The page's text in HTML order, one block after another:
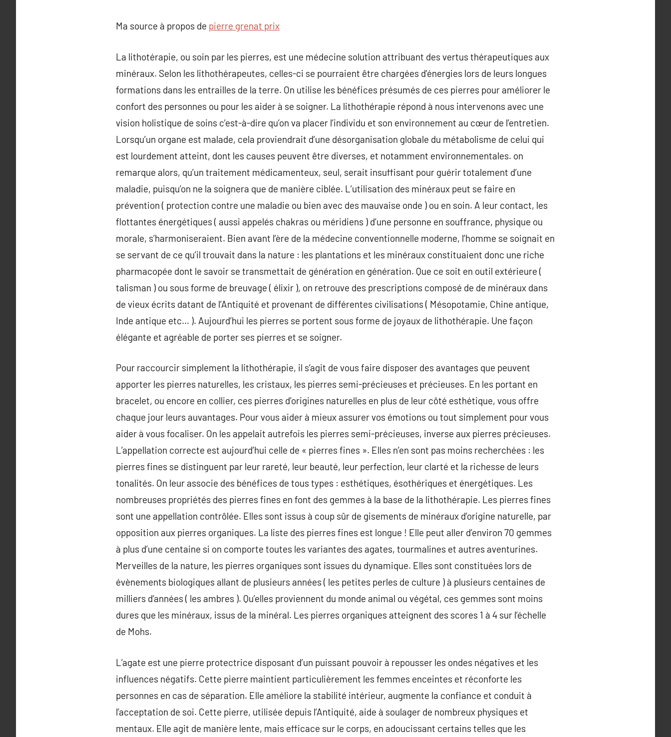
Ma source à propos de pierre grenat prix
La lithotérapie, ou soin par les pierres, est une médecine solution attribuant des vertus thérapeutiques aux
minéraux. Selon les lithothérapeutes, celles-ci se pourraient être chargées d’énergies lors de leurs longues
formations dans les entrailles de la terre. On utilise les bénéfices présumés de ces pierres pour améliorer le
confort des personnes ou pour les aider à se soigner. La lithothérapie répond à nous intervenons avec une
vision holistique de soins c’est-à-dire qu’on va placer l’individu et son environnement au cœur de l’entretien.
Lorsqu’un organe est malade, cela proviendrait d’une désorganisation globale du métabolisme de celui qui
est lourdement atteint, dont les causes peuvent être diverses, et notamment environnementales. on
remarque alors, qu’un traitement médicamenteux, seul, serait insuffisant pour guérir totalement d’une
maladie, puisqu’on ne la soignera que de manière ciblée. L’utilisation des minéraux peut se faire en
prévention ( protection contre une maladie ou bien avec des mauvaise onde ) ou en soin. A leur contact, les
flottantes énergétiques ( aussi appelés chakras ou méridiens ) d’une personne en souffrance, physique ou
morale, s’harmoniseraient. Bien avant l’ère de la médecine conventionnelle moderne, l’homme se soignait en
se servant de ce qu’il trouvait dans la nature : les plantations et les minéraux constituaient donc une riche
pharmacopée dont le savoir se transmettait de génération en génération. Que ce soit en outil extérieure (
talisman ) ou sous forme de breuvage ( élixir ), on retrouve des prescriptions composé de de minéraux dans
de vieux écrits datant de l’Antiquité et provenant de différentes civilisations ( Mésopotamie, Chine antique,
Inde antique etc… ). Aujourd’hui les pierres se portent sous forme de joyaux de lithothérapie. Une façon
élégante et agréable de porter ses pierres et se soigner.
Pour raccourcir simplement la lithothérapie, il s’agit de vous faire disposer des avantages que peuvent
apporter les pierres naturelles, les cristaux, les pierres semi-précieuses et précieuses. En les portant en
bracelet, ou encore en collier, ces pierres d’origines naturelles en plus de leur côté esthétique, vous offre
chaque jour leurs auvantages. Pour vous aider à mieux assurer vos émotions ou tout simplement pour vous
aider à vous focaliser. On les appelait autrefois les pierres semi-précieuses, inverse aux pierres précieuses.
L’appellation correcte est aujourd’hui celle de « pierres fines ». Elles n’en sont pas moins recherchées : les
pierres fines se distinguent par leur rareté, leur beauté, leur perfection, leur clarté et la richesse de leurs
tonalités. On leur associe des bénéfices de tous types : esthétiques, ésothériques et énergétiques. Les
nombreuses propriétés des pierres fines en font des gemmes à la base de la lithothérapie. Les pierres fines
sont une appellation contrôlée. Elles sont issus à coup sûr de gisements de minéraux d’origine naturelle, par
opposition aux pierres organiques. La liste des pierres fines est longue ! Elle peut aller d’environ 70 gemmes
à plus d’une centaine si on comporte toutes les variantes des agates, tourmalines et autres aventurines.
Merveilles de la nature, les pierres organiques sont issues du dynamique. Elles sont constituées lors de
évènements biologiques allant de plusieurs années ( les petites perles de culture ) à plusieurs centaines de
milliers d’années ( les ambres ). Qu’elles proviennent du monde animal ou végétal, ces gemmes sont moins
dures que les minéraux, issus de la minéral. Les pierres organiques atteignent des scores 1 à 4 sur l’échelle
de Mohs.
L’agate est une pierre protectrice disposant d’un puissant pouvoir à repousser les ondes négatives et les
influences négatifs. Cette pierre maintient particulièrement les femmes enceintes et réconforte les
personnes en cas de séparation. Elle améliore la stabilité intérieur, augmente la confiance et conduit à
l’acceptation de soi. Cette pierre, utilisée depuis l’Antiquité, aide à soulager de nombreux physiques et
mentaux. Elle agit de manière lente, mais efficace sur le corps, en adoucissant certains telles que les